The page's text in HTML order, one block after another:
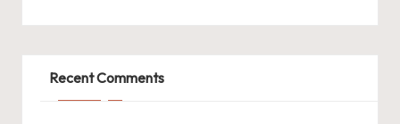
Recent Comments